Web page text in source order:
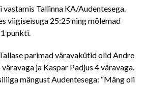
Tallinna KA/Audentesega.
viigiseisuga 25:25 ning mõlemad
punkti.
parimad väravakütid olid Andre
ja Kaspar Padjus 4 väravaga.
mängust Audentesega: “Mäng oli